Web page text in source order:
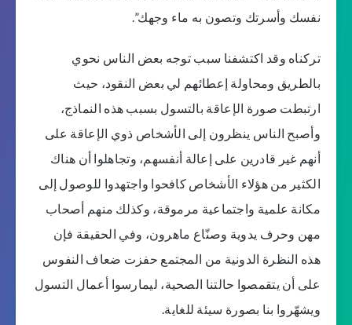
نفسك وأسرتك وتصون به ماء وجهك”.
تركناه وقد اكتشفنا سبب توجه بعض الناس نحوي
بالطريق ومحاولة إعطائهم لي بعض النقود، حيث
ارتبطت صورة الإعاقة بالتسول بسبب هذه النماذج،
وأصبح الناس ينظرون إلى الأشخاص ذوي الإعاقة على
أنهم غير قادرين على إعالة أنفسهم، وتجاهلوا أن هناك
الكثير من هؤلاء الأشخاص كافحوا واجتهدوا للوصول إلى
مكانة علمية واجتماعية مرموقة، وكذلك منهم أصحاب
مهن وحرف يدوية وصنّاع ماهرون، وفي الحقيقة فإن
هذه النظرة الدونية من المجتمع حفزت ضعاف النفوس
على أن يتقمصوا حالتنا الصحية، ليمارسوا أعمال التسول
ويشهّروا بنا بصورة سيئة للغاية.